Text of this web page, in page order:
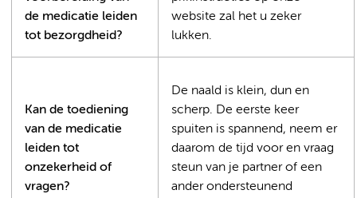
de medicatie leiden
tot bezorgdheid?
website zal het u zeker
lukken.
Kan de toediening
van de medicatie
leiden tot
onzekerheid of
vragen?
De naald is klein, dun en
scherp. De eerste keer
spuiten is spannend, neem er
daarom de tijd voor en vraag
steun van je partner of een
ander ondersteunend